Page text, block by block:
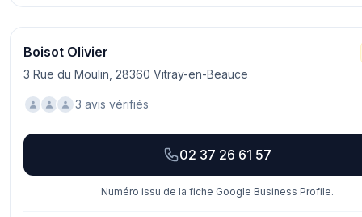
Boisot Olivier
3 Rue du Moulin, 28360 Vitray-en-Beauce
3 avis vérifiés
02 37 26 61 57
Numéro issu de la fiche Google Business Profile.